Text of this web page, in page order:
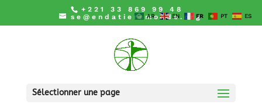
+221 33 869 99 48
se@endatiersmonde.org
Sélectionner une page
AR EN FR PT ES